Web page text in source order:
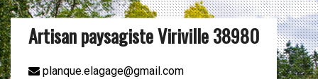
Artisan paysagiste Viriville 38980
planque.elagage@gmail.com